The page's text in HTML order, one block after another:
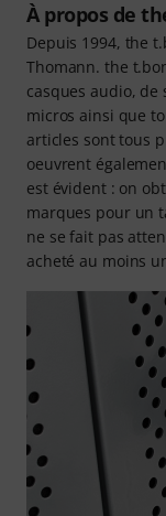
À propos de
Depuis 1994, the
Thomann. the
casques audio,
micros ainsi que
articles sont tous
oeuvrent
est évident : on
marques pour un
ne se fait pas
acheté au moins